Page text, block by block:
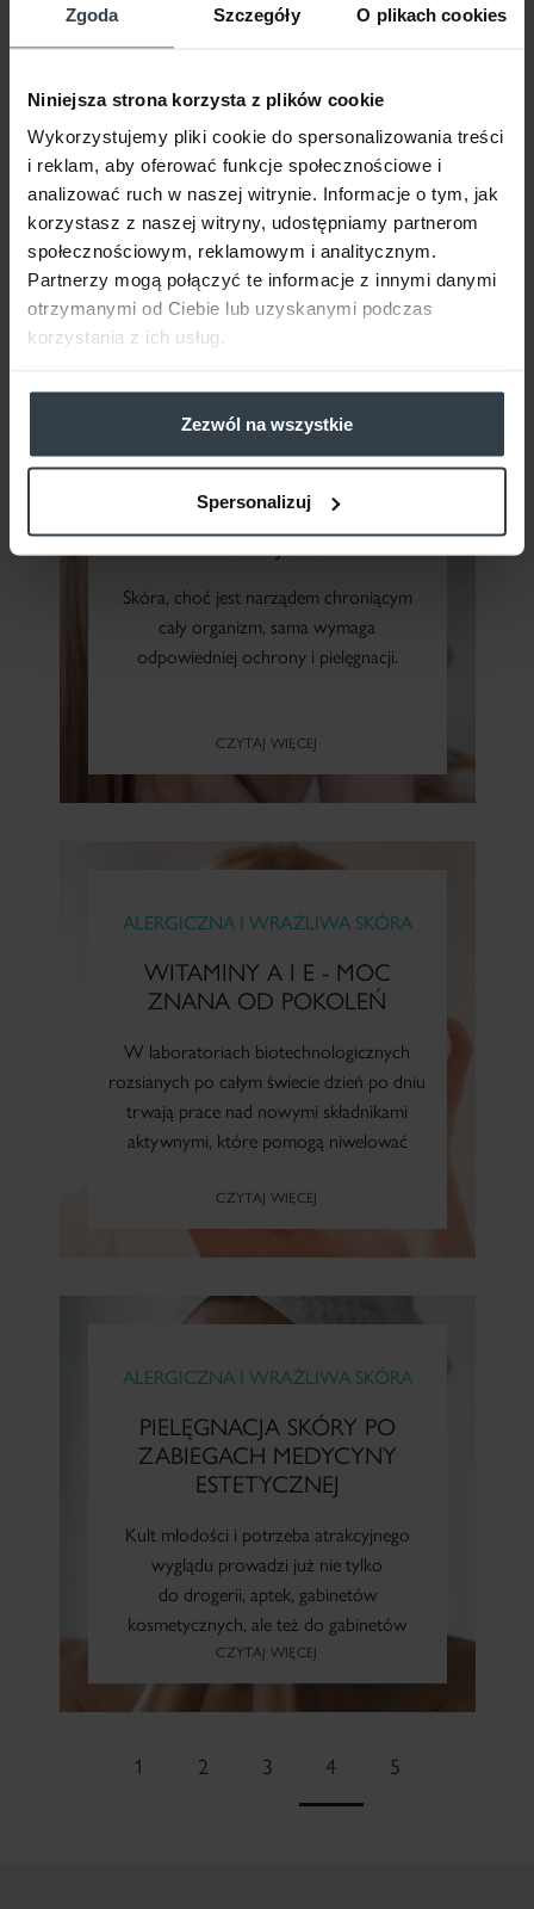
Zgoda Szczegóły O plikach cookies
Niniejsza strona korzysta z plików cookie
Wykorzystujemy pliki cookie do spersonalizowania treści
i reklam, aby oferować funkcje społecznościowe i
analizować ruch w naszej witrynie. Informacje o tym, jak
korzystasz z naszej witryny, udostępniamy partnerom
społecznościowym, reklamowym i analitycznym.
Partnerzy mogą połączyć te informacje z innymi danymi
otrzymanymi od Ciebie lub uzyskanymi podczas
korzystania z ich usług.
Zezwól na wszystkie
Spersonalizuj
ALERGICZNA I WRAŻLIWA SKÓRA
WRAŻLIWEJ
Skóra wrażliwa, ze względu na skłonność
do podrażnień i reakcji alergicznych,
wymaga szczególnie troskliwego
traktowania i przemyślanego doboru
kosmetyków do codziennych zabiegów
pielęgnacyjnych.
CZYTAJ WIĘCEJ
ALERGICZNA I WRAŻLIWA SKÓRA
PREBIOTYKI W SŁUŻBIE
ZDROWEJ SKÓRY
Skóra, choć jest narządem chroniącym
cały organizm, sama wymaga
odpowiedniej ochrony i pielęgnacji.
CZYTAJ WIĘCEJ
ALERGICZNA I WRAŻLIWA SKÓRA
WITAMINY A I E - MOC
ZNANA OD POKOLEŃ
W laboratoriach biotechnologicznych
rozsianych po całym świecie dzień po dniu
trwają prace nad nowymi składnikami
aktywnymi, które pomogą niwelować
starzenia, złagodzą następstwa
szkodliwego...
CZYTAJ WIĘCEJ
ALERGICZNA I WRAŻLIWA SKÓRA
PIELĘGNACJA SKÓRY PO
ZABIEGACH MEDYCYNY
ESTETYCZNEJ
Kult młodości i potrzeba atrakcyjnego
wyglądu prowadzi już nie tylko
do drogerii, aptek, gabinetów
kosmetycznych, ale też do gabinetów
lekarzy dermatologów i medycyny
estetycznej.
CZYTAJ WIĘCEJ
1 2 3 4 5